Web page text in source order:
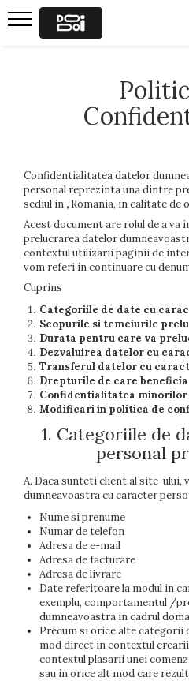
Tricouri cu ursuleti
Tricouri Funny
Tricouri Funny
Confidentialitatea datelor
personal reprezinta una dintre
sediul in , Romania, in calitate de
Acest document are rolul de a va
prelucrarea datelor
contextul utilizarii paginii de
vom referi in continuare cu
Cuprins
Categoriile de date cu
Scopurile si temeiurile
Durata pentru care va
Dezvaluirea datelor cu
Transferul datelor cu
Drepturile de care
Confidentialitatea minorilor
Modificari in politica de
1. Categoriile de
personal
A. Daca sunteti client al site-ului,
dumneavoastra cu caracter
Nume si prenume
Numar de telefon
Adresa de e-mail
Adresa de facturare
Adresa de livrare
Date referitoare la modul in
exemplu, comportamentul /
dumneavoastra in cadrul
Precum si orice alte categorii
mod direct in contextul
contextul plasarii unei
sau in orice alt mod care